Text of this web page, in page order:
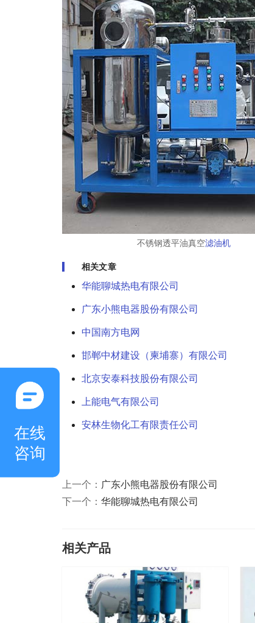
不锈钢透平油真空滤油机
相关文章
华能聊城热电有限公司
广东小熊电器股份有限公司
中国南方电网
邯郸中材建设（柬埔寨）有限公司
北京安泰科技股份有限公司
上能电气有限公司
安林生物化工有限责任公司
上一个： 广东小熊电器股份有限公司
下一个： 华能聊城热电有限公司
相关产品
在线
咨询